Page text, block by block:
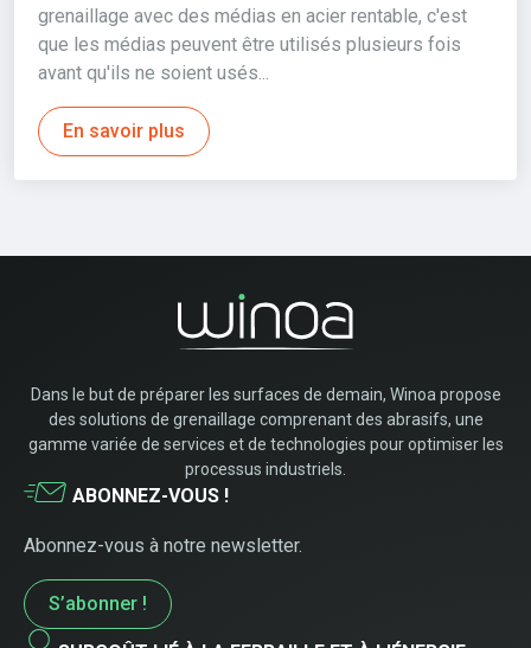
grenaillage avec des médias en acier rentable, c'est
que les médias peuvent être utilisés plusieurs fois
avant qu'ils ne soient usés...
En savoir plus
Dans le but de préparer les surfaces de demain, Winoa propose
des solutions de grenaillage comprenant des abrasifs, une
gamme variée de services et de technologies pour optimiser les
processus industriels.
ABONNEZ-VOUS !
Abonnez-vous à notre newsletter.
S’abonner !